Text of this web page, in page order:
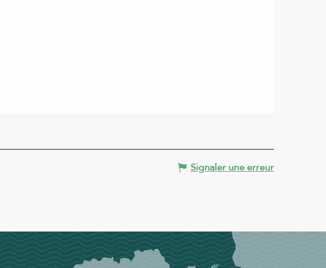
Signaler une erreur